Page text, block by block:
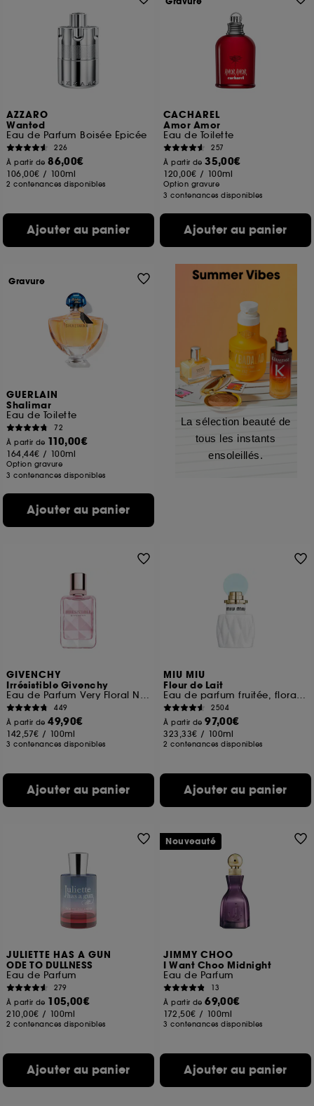
AZZARO
Wanted
Eau de Parfum Boisée Épicée
226
À partir de86,00€
106,00€ / 100ml
2 contenances disponibles
Ajouter au panier
CACHAREL
Amor Amor
Eau de Toilette
257
À partir de35,00€
120,00€ / 100ml
Option gravure
3 contenances disponibles
Ajouter au panier
GUERLAIN
Shalimar
Eau de Toilette
72
À partir de 110,00€
164,44€ / 100ml
Option gravure
3 contenances disponibles
Ajouter au panier
Gravure
La sélection beauté de
tous les instants
ensoleillés.
GIVENCHY
Irrésistible Givenchy
Eau de Parfum Very Floral Notes Florales Boisées
449
À partir de49,90€
142,57€ / 100ml
3 contenances disponibles
Ajouter au panier
MIU MIU
Fleur de Lait
Eau de parfum fruitée, florale et ambrée pour femme
2504
À partir de97,00€
323,33€ / 100ml
2 contenances disponibles
Ajouter au panier
JULIETTE HAS A GUN
ODE TO DULLNESS
Eau de Parfum
279
À partir de 105,00€
210,00€ / 100ml
2 contenances disponibles
Ajouter au panier
JIMMY CHOO
I Want Choo Midnight
Eau de Parfum
13
À partir de69,00€
172,50€ / 100ml
3 contenances disponibles
Ajouter au panier
Nouveauté